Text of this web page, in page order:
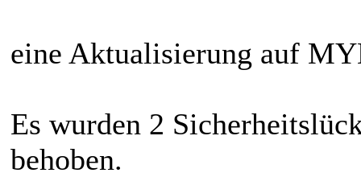
eine Aktualisierung auf
Es wurden 2
behoben.